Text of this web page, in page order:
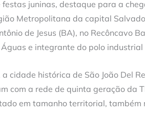
festas juninas, destaque para a
Metropolitana da capital
de Jesus (BA), no Recôncavo
e integrante do polo industrial
a cidade histórica de São João Del
com a rede de quinta geração da
em tamanho territorial, também